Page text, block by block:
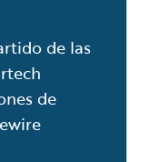
de las
de